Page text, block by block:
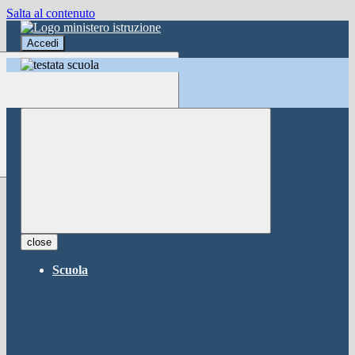
Salta al contenuto
Accedi
Accedi
button close ×
close
Scuola